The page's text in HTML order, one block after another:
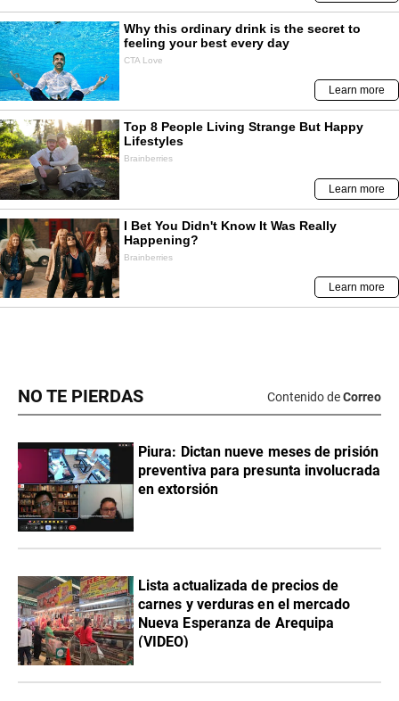
NO TE PIERDAS Contenido deCorreo
Piura: Dictan nueve meses de prisión
preventiva para presunta involucrada
en extorsión
Lista actualizada de precios de
carnes y verduras en el mercado
Nueva Esperanza de Arequipa
(VIDEO)